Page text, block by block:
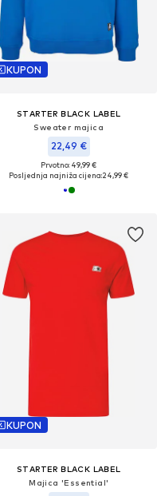
KUPON
STARTER BLACK LABEL
Sweater majica
22,49 €
Prvotno: 49,99 €
Posljednja najniža cijena:24,99 €
KUPON
STARTER BLACK LABEL
Majica 'Essential'